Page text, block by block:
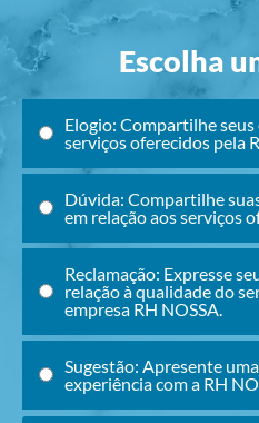
Escolha
Elogio: Compartilhe seus
serviços oferecidos pela
Dúvida: Compartilhe
em relação aos serviços
Reclamação: Expresse
relação à qualidade do
empresa RH NOSSA.
Sugestão: Apresente
experiência com a RH